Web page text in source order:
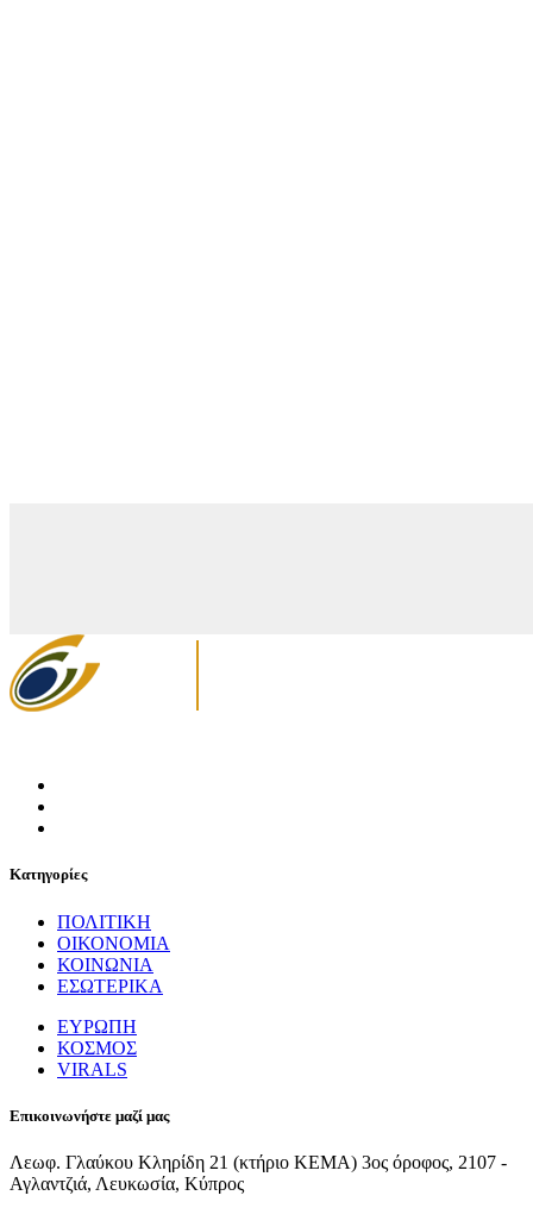
Κατηγορίες
ΠΟΛΙΤΙΚΗ
ΟΙΚΟΝΟΜΙΑ
ΚΟΙΝΩΝΙΑ
ΕΣΩΤΕΡΙΚΑ
ΕΥΡΩΠΗ
ΚΟΣΜΟΣ
VIRALS
Επικοινωνήστε μαζί μας
Λεωφ. Γλαύκου Κληρίδη 21 (κτήριο ΚΕΜΑ) 3ος όροφος, 2107 -
Αγλαντζιά, Λευκωσία, Κύπρος